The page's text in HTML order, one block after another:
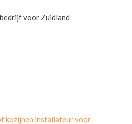
voor Zuidland
kozijnen installateur voor